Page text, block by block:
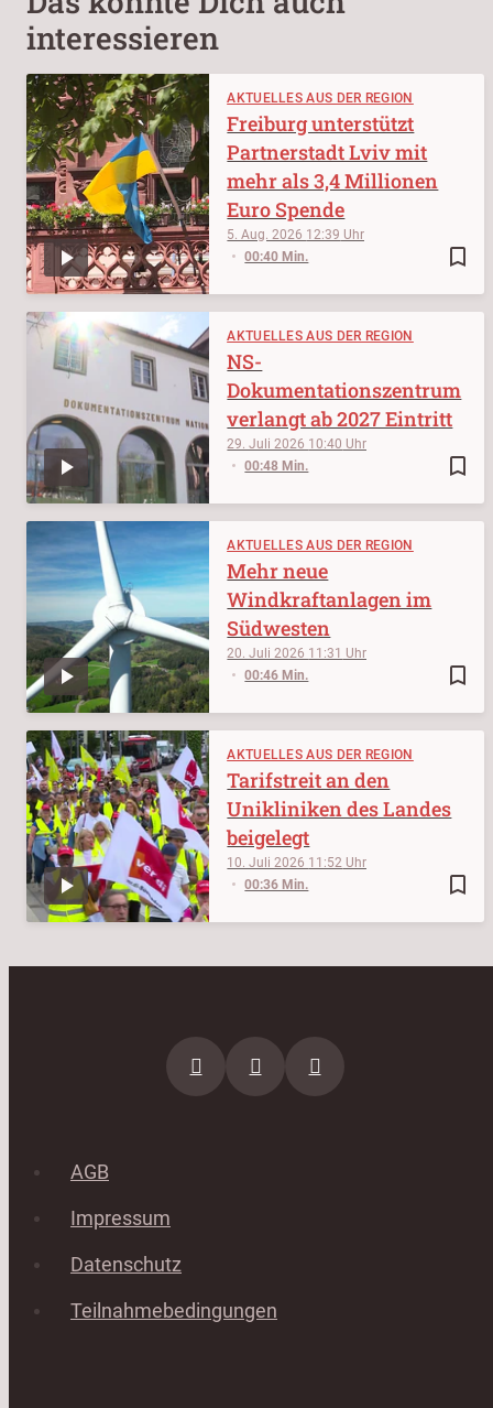
interessieren
AKTUELLES AUS DER REGION
bookmark_border
5. Aug. 2026 12:39
00:40 Min.
Freiburg unterstützt
Partnerstadt Lviv mit
mehr als 3,4 Millionen
Euro Spende
AKTUELLES AUS DER REGION
bookmark_border
29. Juli 2026 10:40
00:48 Min.
NS-
Dokumentationszentrum
verlangt ab 2027 Eintritt
AKTUELLES AUS DER REGION
bookmark_border
20. Juli 2026 11:31
00:46 Min.
Mehr neue
Windkraftanlagen im
Südwesten
AKTUELLES AUS DER REGION
bookmark_border
10. Juli 2026 11:52
00:36 Min.
Tarifstreit an den
Unikliniken des Landes
beigelegt
AGB
Impressum
Datenschutz
Teilnahmebedingungen